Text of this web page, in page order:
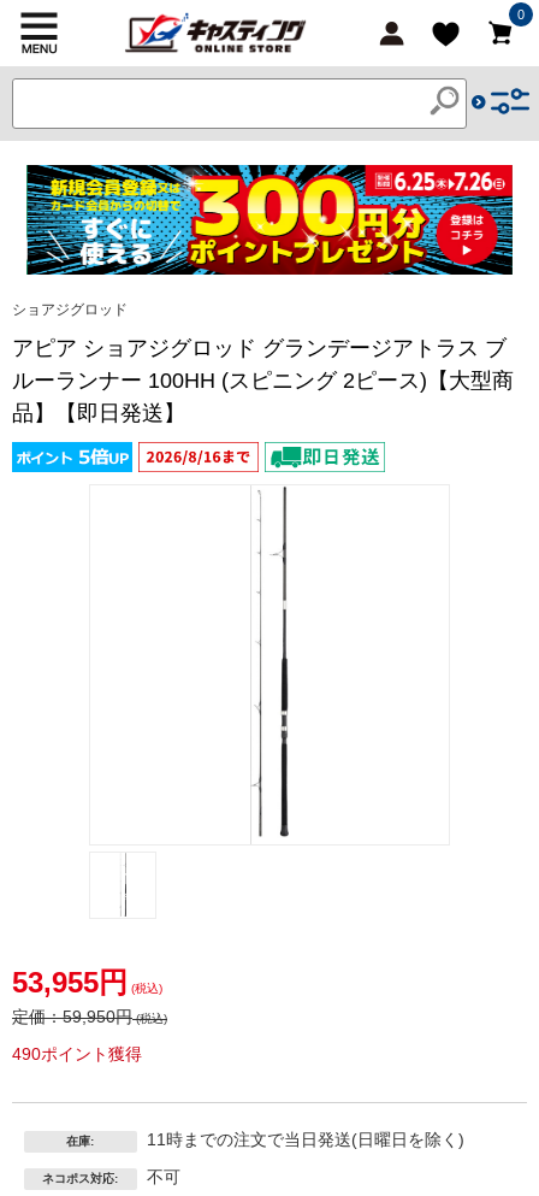
0
ショアジグロッド
アピア ショアジグロッド グランデージアトラス ブ
ルーランナー 100HH (スピニング 2ピース)【大型商
品】【即日発送】
ジグロ
ッドグ
ランデ
ージア
ブルー
ランナ
ー
100HH(ス
53,955円 (税込)
定価：59,950円(税込)
490ポイント獲得
在庫: 11時までの注文で当日発送(日曜日を除く)
ネコポス対応: 不可